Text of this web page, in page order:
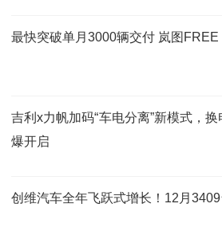
最快突破单月3000辆交付 岚图
吉利x力帆加码“车电分离”新模式，​
爆开启
创维汽车全年飞跃式增长！12月